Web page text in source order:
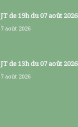
JT de 19h du 07 août 2026
7 août 2026
JT de 13h du 07 août 2026
7 août 2026